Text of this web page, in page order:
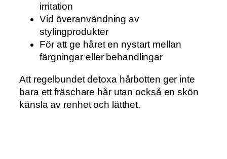
irritation
Vid överanvändning av
stylingprodukter
För att ge håret en nystart mellan
färgningar eller behandlingar
Att regelbundet detoxa hårbotten ger inte
bara ett fräschare hår utan också en skön
känsla av renhet och lätthet.